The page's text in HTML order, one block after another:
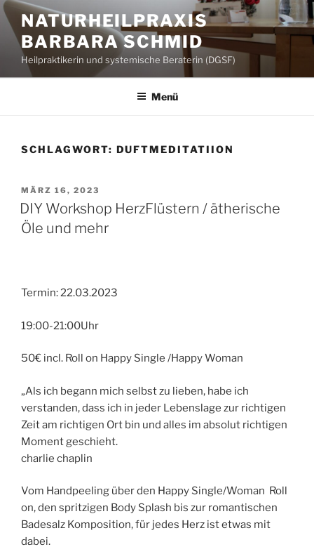
Zum
Inhalt
springen
NATURHEILPRAXIS
BARBARA SCHMID
Heilpraktikerin und systemische Beraterin (DGSF)
Menü
SCHLAGWORT: DUFTMEDITATIION
VERÖFFENTLICHT
AM
MÄRZ 16, 2023
DIY Workshop HerzFlüstern / ätherische
Öle und mehr
Termin: 22.03.2023
19:00-21:00Uhr
50€ incl. Roll on Happy Single /Happy Woman
„Als ich begann mich selbst zu lieben, habe ich
verstanden, dass ich in jeder Lebenslage zur richtigen
Zeit am richtigen Ort bin und alles im absolut richtigen
Moment geschieht.
charlie chaplin
Vom Handpeeling über den Happy Single/Woman Roll
on, den spritzigen Body Splash bis zur romantischen
Badesalz Komposition, für jedes Herz ist etwas mit
dabei.